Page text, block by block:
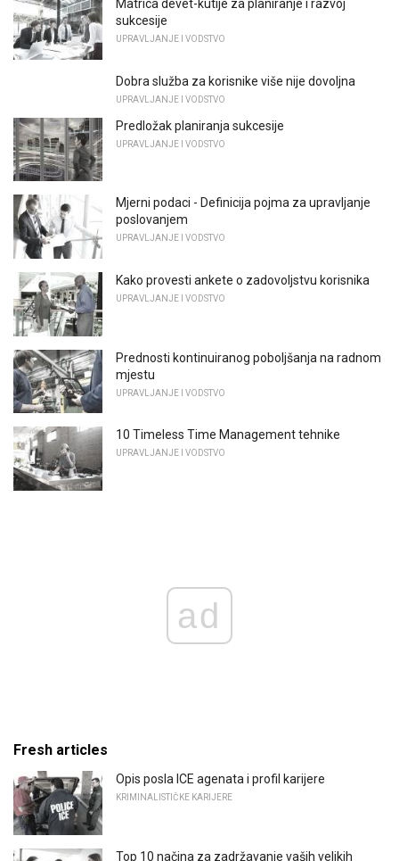
Matrica devet-kutije za planiranje i razvoj
sukcesije
UPRAVLJANJE I VODSTVO
Dobra služba za korisnike više nije dovoljna
UPRAVLJANJE I VODSTVO
Predložak planiranja sukcesije
UPRAVLJANJE I VODSTVO
Mjerni podaci - Definicija pojma za upravljanje
poslovanjem
UPRAVLJANJE I VODSTVO
Kako provesti ankete o zadovoljstvu korisnika
UPRAVLJANJE I VODSTVO
Prednosti kontinuiranog poboljšanja na radnom
mjestu
UPRAVLJANJE I VODSTVO
10 Timeless Time Management tehnike
UPRAVLJANJE I VODSTVO
ad
Fresh articles
Opis posla ICE agenata i profil karijere
KRIMINALISTIČKE KARIJERE
Top 10 načina za zadržavanje vaših velikih